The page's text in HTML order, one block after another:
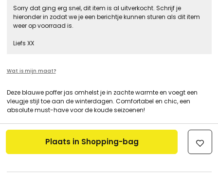
Sorry dat ging erg snel, dit item is al uitverkocht. Schrijf je
hieronder in zodat we je een berichtje kunnen sturen als dit item
weer op voorraad is.
Liefs XX
Wat is mijn maat?
Deze blauwe poffer jas omhelst je in zachte warmte en voegt een
vleugje stijl toe aan de winterdagen. Comfortabel en chic, een
absolute must-have voor de koude seizoenen!
Plaats in Shopping-bag